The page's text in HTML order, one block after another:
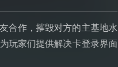
合作，摧毁对方的主基地水
玩家们提供解决卡登录界面